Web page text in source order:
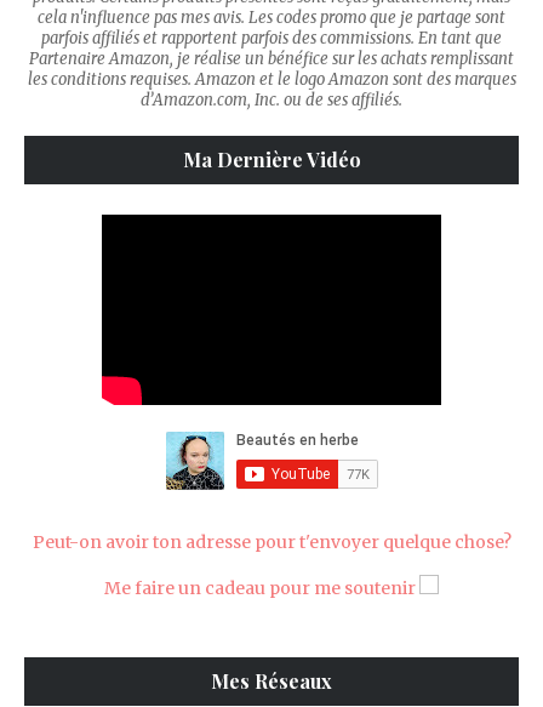
cela n'influence pas mes avis. Les codes promo que je partage sont
parfois affiliés et rapportent parfois des commissions. En tant que
Partenaire Amazon, je réalise un bénéfice sur les achats remplissant
les conditions requises. Amazon et le logo Amazon sont des marques
d’Amazon.com, Inc. ou de ses affiliés.
Ma Dernière Vidéo
Peut-on avoir ton adresse pour t'envoyer quelque chose?
Me faire un cadeau pour me soutenir
Mes Réseaux